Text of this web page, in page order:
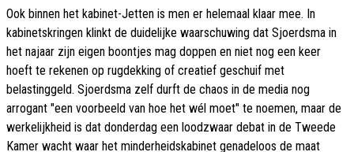
Ook binnen het kabinet-Jetten is men er helemaal klaar mee. In
kabinetskringen klinkt de duidelijke waarschuwing dat Sjoerdsma in
het najaar zijn eigen boontjes mag doppen en niet nog een keer
hoeft te rekenen op rugdekking of creatief geschuif met
belastinggeld. Sjoerdsma zelf durft de chaos in de media nog
arrogant "een voorbeeld van hoe het wél moet" te noemen, maar de
werkelijkheid is dat donderdag een loodzwaar debat in de Tweede
Kamer wacht waar het minderheidskabinet genadeloos de maat